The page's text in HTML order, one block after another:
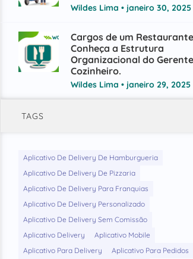
Wildes Lima janeiro 30, 2025
Cargos de um
Conheça a Estrutura
Organizacional do
Cozinheiro.
Wildes Lima janeiro 29, 2025
TAGS
Aplicativo De Delivery De Hamburgueria
Aplicativo De Delivery De Pizzaria
Aplicativo De Delivery Para Franquias
Aplicativo De Delivery Personalizado
Aplicativo De Delivery Sem Comissão
Aplicativo Delivery
Aplicativo Mobile
Aplicativo Para Delivery
Aplicativo Para Pedidos